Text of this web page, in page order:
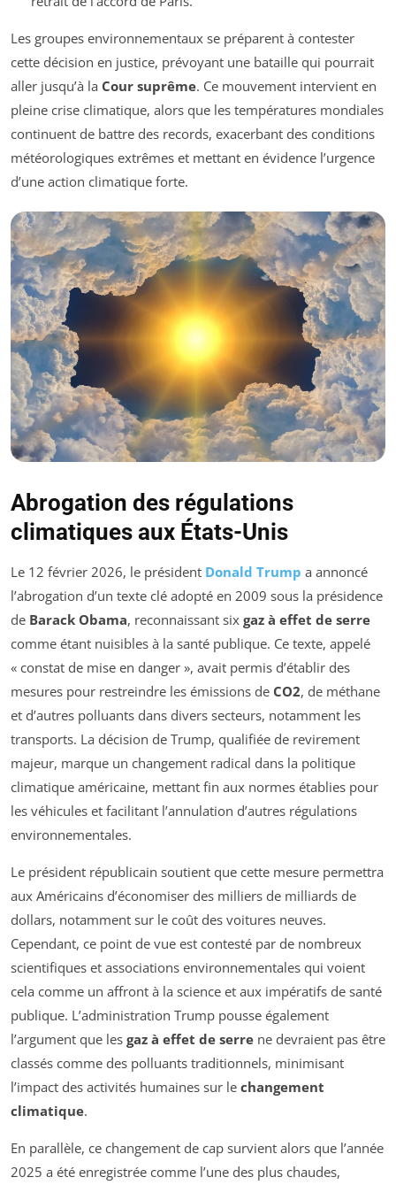
Les groupes environnementaux se préparent à contester
cette décision en justice, prévoyant une bataille qui pourrait
aller jusqu’à la Cour suprême. Ce mouvement intervient en
pleine crise climatique, alors que les températures mondiales
continuent de battre des records, exacerbant des conditions
météorologiques extrêmes et mettant en évidence l’urgence
d’une action climatique forte.
Abrogation des régulations
climatiques aux États-Unis
Le 12 février 2026, le président Donald Trump a annoncé
l’abrogation d’un texte clé adopté en 2009 sous la présidence
de Barack Obama, reconnaissant six gaz à effet de serre
comme étant nuisibles à la santé publique. Ce texte, appelé
« constat de mise en danger », avait permis d’établir des
mesures pour restreindre les émissions de CO2, de méthane
et d’autres polluants dans divers secteurs, notamment les
transports. La décision de Trump, qualifiée de revirement
majeur, marque un changement radical dans la politique
climatique américaine, mettant fin aux normes établies pour
les véhicules et facilitant l’annulation d’autres régulations
environnementales.
Le président républicain soutient que cette mesure permettra
aux Américains d’économiser des milliers de milliards de
dollars, notamment sur le coût des voitures neuves.
Cependant, ce point de vue est contesté par de nombreux
scientifiques et associations environnementales qui voient
cela comme un affront à la science et aux impératifs de santé
publique. L’administration Trump pousse également
l’argument que les gaz à effet de serre ne devraient pas être
classés comme des polluants traditionnels, minimisant
l’impact des activités humaines sur le changement
climatique.
En parallèle, ce changement de cap survient alors que l’année
2025 a été enregistrée comme l’une des plus chaudes,